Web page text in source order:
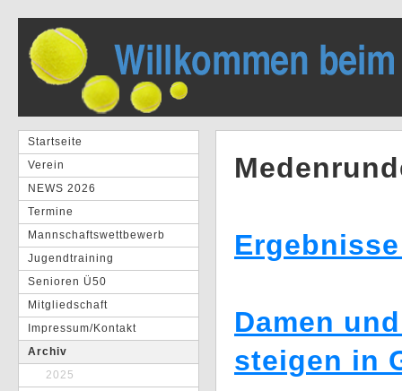
Startseite
Verein
NEWS 2026
Termine
Mannschaftswettbewerb
Jugendtraining
Senioren Ü50
Mitgliedschaft
Impressum/Kontakt
Archiv
2025
Damen
steigen in